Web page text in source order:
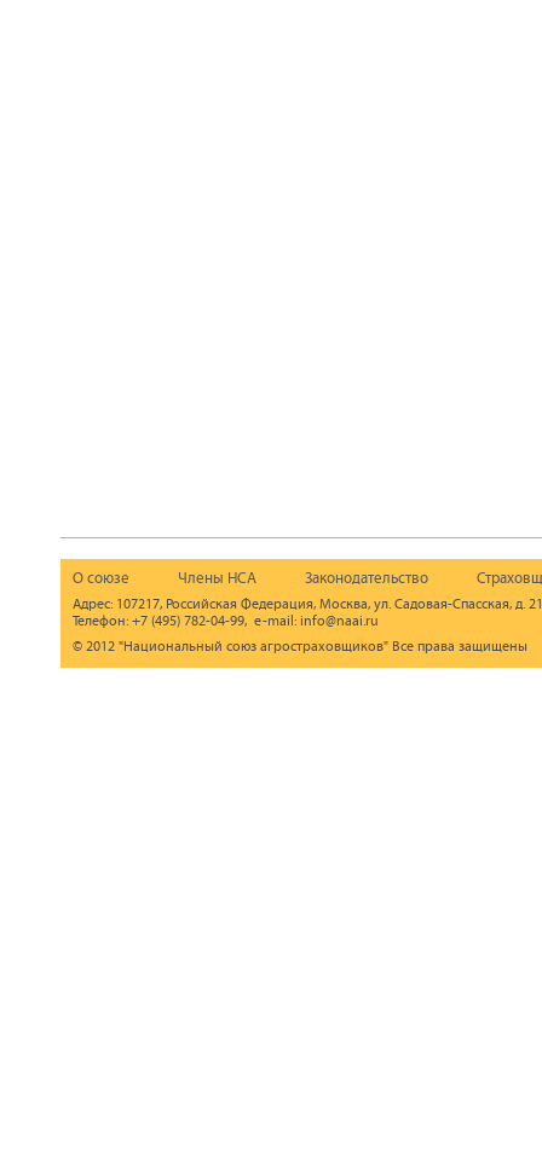
О союзе Члены НСА Законодательство
Адрес: 107217, Российская Федерация, Москва, ул. Садовая-Спасская, д.
Телефон: +7 (495) 782-04-99, e-mail: info@naai.ru
© 2012 "Национальный союз агростраховщиков" Все права защищены